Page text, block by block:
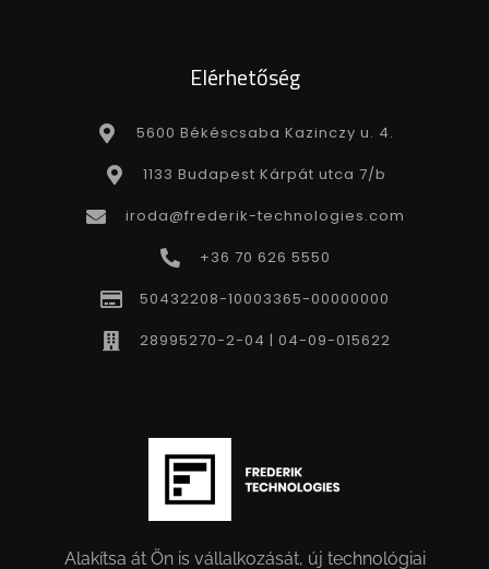
Elérhetőség
5600 Békéscsaba Kazinczy u. 4.
1133 Budapest Kárpát utca 7/b
iroda@frederik-technologies.com
+36 70 626 5550
50432208-10003365-00000000
28995270-2-04 | 04-09-015622
Alakítsa át Ön is vállalkozását, új technológiai